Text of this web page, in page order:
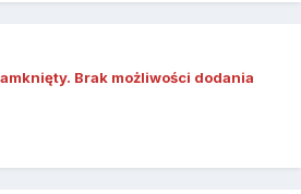
Brak możliwości dodania